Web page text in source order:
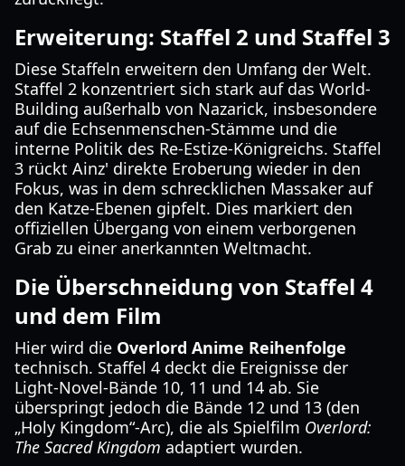
Erweiterung: Staffel 2 und Staffel 3
Diese Staffeln erweitern den Umfang der Welt.
Staffel 2 konzentriert sich stark auf das World-
Building außerhalb von Nazarick, insbesondere
auf die Echsenmenschen-Stämme und die
interne Politik des Re-Estize-Königreichs. Staffel
3 rückt Ainz' direkte Eroberung wieder in den
Fokus, was in dem schrecklichen Massaker auf
den Katze-Ebenen gipfelt. Dies markiert den
offiziellen Übergang von einem verborgenen
Grab zu einer anerkannten Weltmacht.
Die Überschneidung von Staffel 4
und dem Film
Hier wird die Overlord Anime Reihenfolge
technisch. Staffel 4 deckt die Ereignisse der
Light-Novel-Bände 10, 11 und 14 ab. Sie
überspringt jedoch die Bände 12 und 13 (den
„Holy Kingdom“-Arc), die als Spielfilm Overlord:
The Sacred Kingdom adaptiert wurden.